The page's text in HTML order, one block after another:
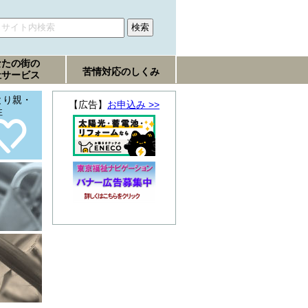
の街の
ービス
苦情対応のしくみ
親・
【広告】 お申込み >>